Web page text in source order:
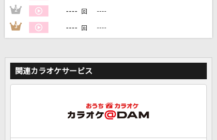
2 ---- 回 ----
3 ---- 回 ----
関連カラオケサービス